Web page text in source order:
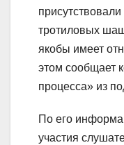
тротиловых
якобы имеет
этом сообщает
процесса» из
По его
участия